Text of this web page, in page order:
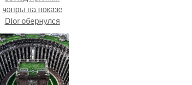
чопры на показе
Dior обернулся
шквалом критики
из-за небрежного
пошива.